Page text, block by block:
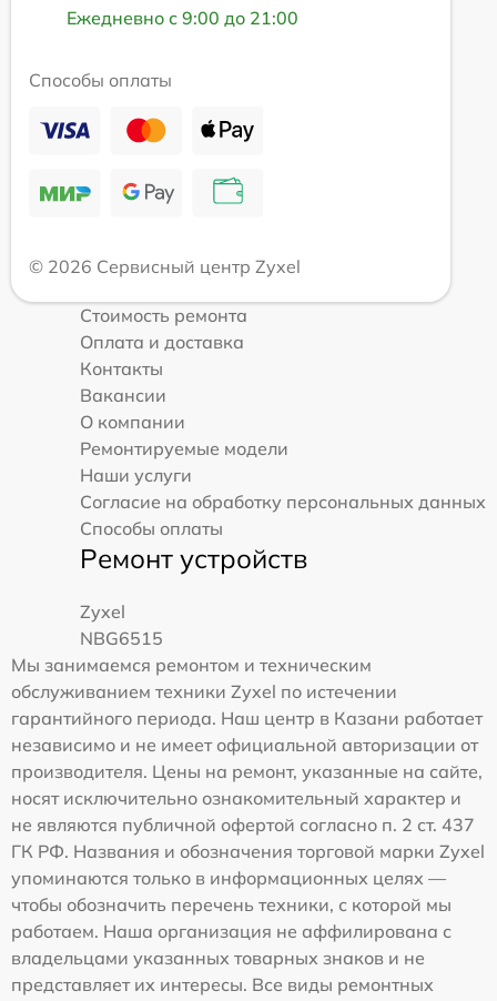
Ежедневно с 9:00 до 21:00
Способы оплаты
© 2026 Сервисный центр Zyxel
Стоимость ремонта
Оплата и доставка
Контакты
Вакансии
О компании
Ремонтируемые модели
Наши услуги
Согласие на обработку персональных данных
Способы оплаты
Ремонт устройств
Zyxel
NBG6515
Мы занимаемся ремонтом и техническим
обслуживанием техники Zyxel по истечении
гарантийного периода. Наш центр в Казани работает
независимо и не имеет официальной авторизации от
производителя. Цены на ремонт, указанные на сайте,
носят исключительно ознакомительный характер и
не являются публичной офертой согласно п. 2 ст. 437
ГК РФ. Названия и обозначения торговой марки Zyxel
упоминаются только в информационных целях —
чтобы обозначить перечень техники, с которой мы
работаем. Наша организация не аффилирована с
владельцами указанных товарных знаков и не
представляет их интересы. Все виды ремонтных